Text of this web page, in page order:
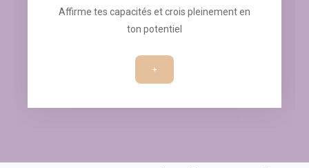
Affirme tes capacités et crois pleinement en
ton potentiel
+